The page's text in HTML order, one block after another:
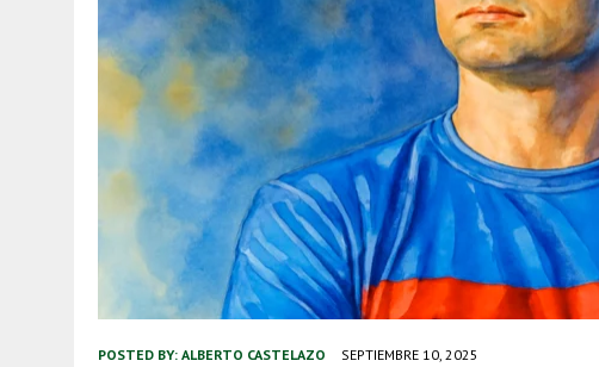
POSTED BY: ALBERTO CASTELAZO SEPTIEMBRE 10, 2025